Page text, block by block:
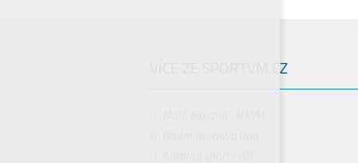
VÍCE ZE SPORTVM.CZ